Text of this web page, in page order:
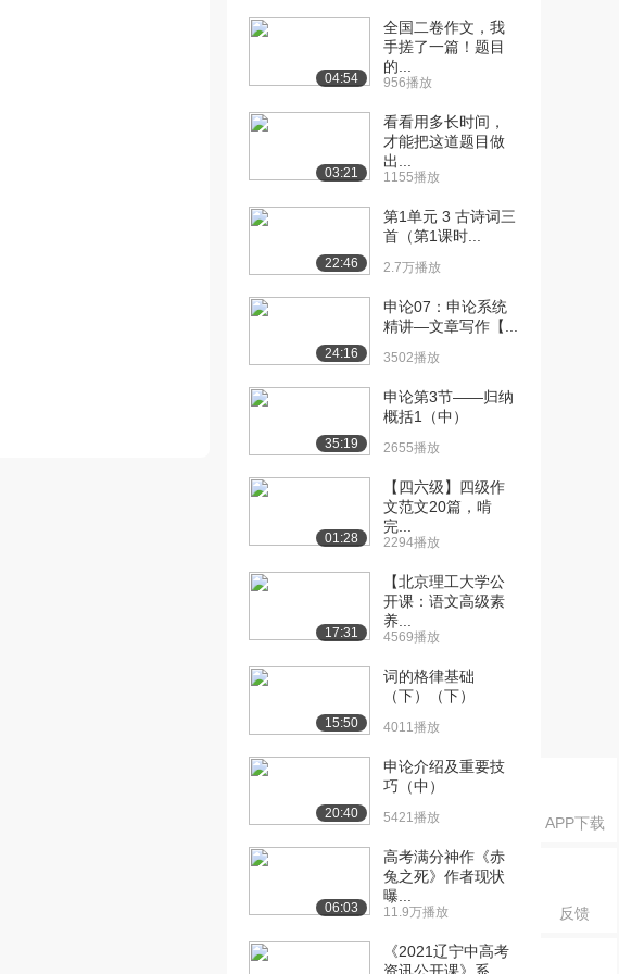
APP下载
反馈
04:54
全国二卷作文，我
手搓了一篇！题目
的...
956播放
03:21
看看用多长时间，
才能把这道题目做
出...
1155播放
22:46
第1单元 3 古诗词三
首（第1课时...
2.7万播放
24:16
申论07：申论系统
精讲—文章写作【...
3502播放
35:19
申论第3节——归纳
概括1（中）
2655播放
01:28
【四六级】四级作
文范文20篇，啃
完...
2294播放
17:31
【北京理工大学公
开课：语文高级素
养...
4569播放
15:50
词的格律基础
（下）（下）
4011播放
20:40
申论介绍及重要技
巧（中）
5421播放
06:03
高考满分神作《赤
兔之死》作者现状
曝...
11.9万播放
《2021辽宁中高考